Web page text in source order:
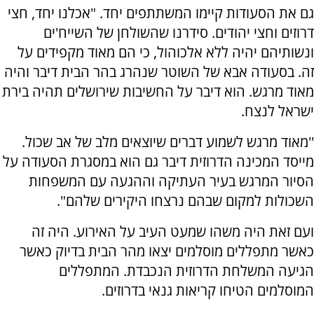
גם את הסעודות קיימו המשתתפים יחד. "אכלנו יחד, חצי
דרוזים וחצי יהודים. סידרנו שהשולחן של השייח'ים
ונשותיהם יהיה ללא אלכוהול, כי הם מאוד מקפידים על
זה. בסעודה אבא של השוטר שנהרג בהר הבית דיבר והיה
מאוד מרגש. הוא דיבר על החשיבות שירושלים תהיה בירת
ישראל לנצח.
''מאוד מרגש לשמוע דברים שיוצאים מלב של אב שכול.
מייסד המכינה הדרוזית דיבר גם הוא במסגרת הסעודה על
הסיור המרגש בעיר העתיקה וההגעה עם המשפחות
השכולות למקום שבהם נרצחו היקירים שלהם".
ועם זאת היה משהו שמעט העיב על האירוע. היה זה
כאשר מתפללים מוסלמים יצאו מהר הבית בדיוק כאשר
הגיעה המשלחת הדרוזית הנכבדת. המתפללים
המוסלמים הטיחו קריאות גנאי בדרוזים.